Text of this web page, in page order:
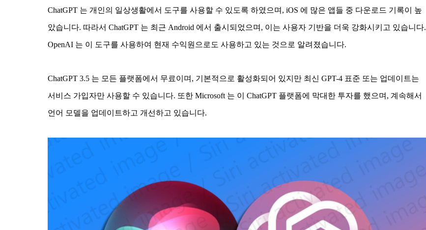
ChatGPT 는 개인의 일상생활에서 도구를 사용할 수 있도록 하였으며, iOS 에 많은 앱들 중 다운로드 기록이 높
았습니다. 따라서 ChatGPT 는 최근 Android 에서 출시되었으며, 이는 사용자 기반을 더욱 강화시키고 있습니다.
OpenAI 는 이 도구를 사용하여 현재 수익원으로도 사용하고 있는 것으로 알려졌습니다.
ChatGPT 3.5 는 모든 플랫폼에서 무료이며, 기본적으로 활성화되어 있지만 최신 GPT-4 표준 또는 업데이트는
서비스 가입자만 사용할 수 있습니다. 또한 Microsoft 는 이 ChatGPT 플랫폼에 막대한 투자를 했으며, 계속해서
언어 모델을 업데이트하고 개선하고 있습니다.